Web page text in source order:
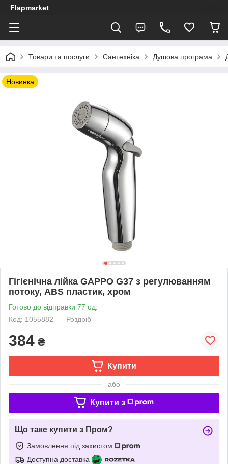
Flapmarket
Товари та послуги Сантехніка Душова програма
Новинка
Гігієнічна лійка GAPPO G37 з регулюванням
потоку, ABS пластик, хром
Готово до відправки 77 од.
Код: 1055882
Роздріб
384 ₴
Купити
або
Купити з
Що таке купити з Пром?
Замовлення під захистом
Доступна доставка